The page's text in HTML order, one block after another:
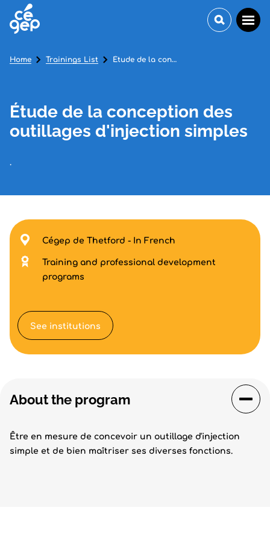
Étude de la conception des
outillages d'injection simples
.
Home Trainings List Étude de la conception des outillages d'injection simples
About the program
Être en mesure de concevoir un outillage d'injection
simple et de bien maîtriser ses diverses fonctions.
Cégep de Thetford - In French
Training and professional development
programs
See institutions